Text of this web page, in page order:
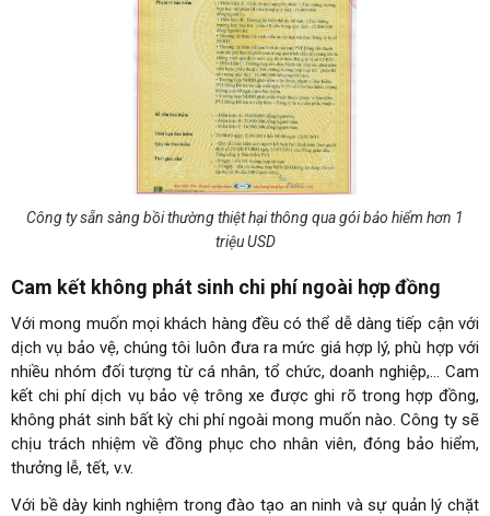
Công ty sẵn sàng bồi thường thiệt hại thông qua gói bảo hiểm hơn 1
triệu USD
Cam kết không phát sinh chi phí ngoài hợp đồng
Với mong muốn mọi khách hàng đều có thể dễ dàng tiếp cận với
dịch vụ bảo vệ, chúng tôi luôn đưa ra mức giá hợp lý, phù hợp với
nhiều nhóm đối tượng từ cá nhân, tổ chức, doanh nghiệp,… Cam
kết chi phí dịch vụ bảo vệ trông xe được ghi rõ trong hợp đồng,
không phát sinh bất kỳ chi phí ngoài mong muốn nào. Công ty sẽ
chịu trách nhiệm về đồng phục cho nhân viên, đóng bảo hiểm,
thưởng lễ, tết, v.v.
Với bề dày kinh nghiệm trong đào tạo an ninh và sự quản lý chặt